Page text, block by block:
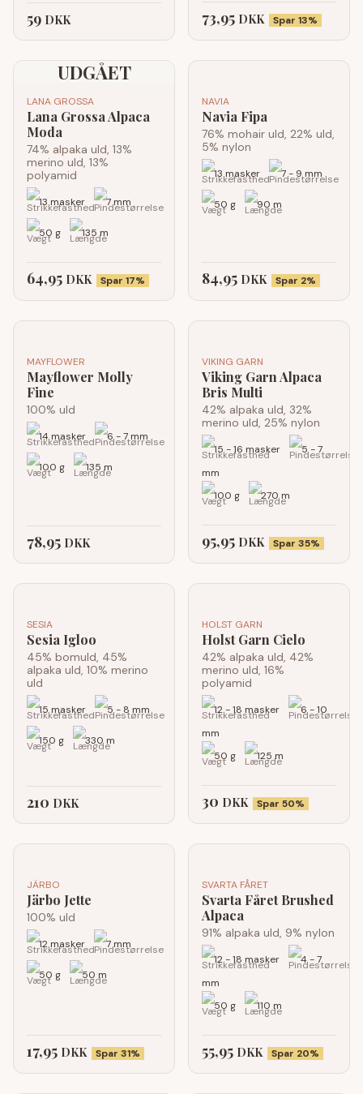
59 DKK 73,95 DKK Spar 13%
UDGÅET
LANA GROSSA
Lana Grossa Alpaca
Moda
74% alpaka uld, 13%
merino uld, 13%
polyamid
13 masker 7 mm
50 g 135 m
64,95 DKK Spar 17%
NAVIA
Navia Fipa
76% mohair uld, 22% uld,
5% nylon
13 masker 7 - 9 mm
50 g 90 m
84,95 DKK Spar 2%
MAYFLOWER
Mayflower Molly
Fine
100% uld
14 masker 6 - 7 mm
100 g 135 m
78,95 DKK
VIKING GARN
Viking Garn Alpaca
Bris Multi
42% alpaka uld, 32%
merino uld, 25% nylon
15 - 16 masker
5 - 7
mm
100 g
270 m
95,95 DKK Spar 35%
SESIA
Sesia Igloo
45% bomuld, 45%
alpaka uld, 10% merino
uld
15 masker 5 - 8 mm
150 g 330 m
210 DKK
HOLST GARN
Holst Garn Cielo
42% alpaka uld, 42%
merino uld, 16%
polyamid
12 - 18 masker
6 - 10
mm
50 g
125 m
30 DKK Spar 50%
JÄRBO
Järbo Jette
100% uld
12 masker 7 mm
50 g 50 m
17,95 DKK Spar 31%
SVARTA FÅRET
Svarta Fåret Brushed
Alpaca
91% alpaka uld, 9% nylon
12 - 18 masker
4 - 7
mm
50 g
110 m
55,95 DKK Spar 20%